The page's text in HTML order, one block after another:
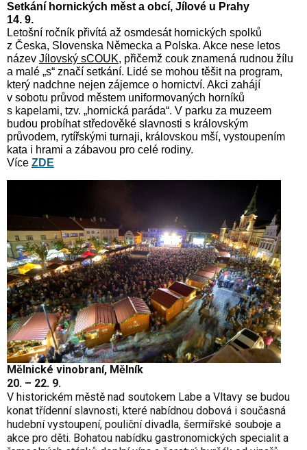
Setkání hornických měst a obcí, Jílové u Prahy
14. 9.
Letošní ročník přivítá až osmdesát hornických spolků
z Česka, Slovenska Německa a Polska. Akce nese letos
název Jílovský sCOUK, přičemž couk znamená rudnou žílu
a malé „s“ značí setkání. Lidé se mohou těšit na program,
který nadchne nejen zájemce o hornictví. Akci zahájí
v sobotu průvod městem uniformovaných horníků
s kapelami, tzv. „hornická paráda“. V parku za muzeem
budou probíhat středověké slavnosti s královským
průvodem, rytířskými turnaji, královskou mší, vystoupením
kata i hrami a zábavou pro celé rodiny.
Více ZDE
Mělnické vinobraní, Mělník
20. – 22. 9.
V historickém městě nad soutokem Labe a Vltavy se budou
konat třídenní slavnosti, které nabídnou dobová i současná
hudební vystoupení, pouliční divadla, šermířské souboje a
akce pro děti. Bohatou nabídku gastronomických specialit a